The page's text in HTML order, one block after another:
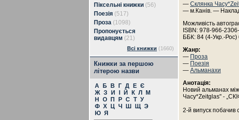
Піксельні книжки (56)
Поезія (517)
Проза (1098)
Пропонується
видавцям (21)
Всі книжки (1660)
Книжки за першою
літерою назви
А Б В Г Д Е Є
Ж З И Й К Л
М
Н
О П Р С Т У
Ф Х Ц Ч Ш Щ Э
Ю Я
— Склянка
— м.Канів. —
Можливість
ISBN: 978-966-
ББК: 84 (4-Укр.-Рос)
Жанр:
— Проза
— Поезія
— Альманахи
Анотація:
Новий альманах
Часу*Zeitglas" -
2-й випуск побачив